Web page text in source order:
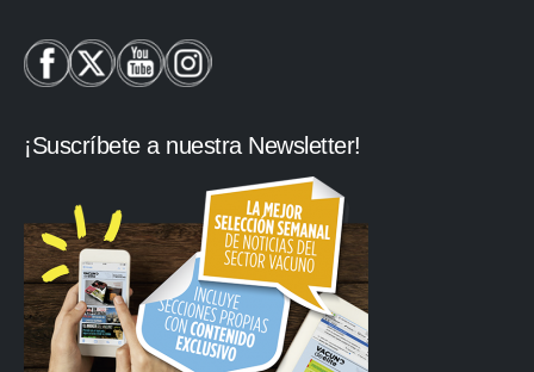
¡Suscríbete a nuestra Newsletter!